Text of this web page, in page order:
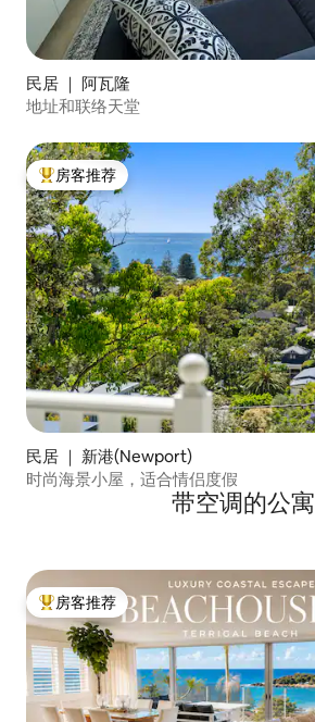
民居 ｜ 阿瓦隆
地址和联络天堂
热门「房客推荐」
房客推荐
民居 ｜ 新港(Newport)
时尚海景小屋，适合情侣度假
带空调的公寓
热门「房客推荐」
房客推荐